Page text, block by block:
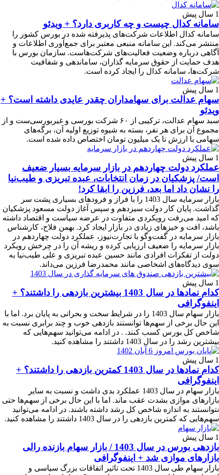
1 سال پیش
سامانه کدال چیست و چه کاربری دارد؟ + ویدئو
سامانه کدال اطلاعات شرکت‌های پذیرفته شده در بورس کشور را
منتشر می‌کند. این سامانه منبعی معتبر برای جمع‌آوری اطلاعات و
آگاهی درباره وضعیت فعالیت‌های شرکت‌هاست. سازمان بورس با
هدف حمایت از حقوق سرمایه گذاران، ساماندهی و شفافیت
شرکت‌ها، سامانه کدال را ایجاد کرده است.
1 سال پیش
سهام عدالت برای سهامداران چقدر عایدی داشته است؟ +
ویدئو
سبد سهام عدالت، ترکیبی از ۶۰ شرکت بورسی و غیربورسی‌ست و از
مجموع آن برای هر نفر، بسته به شیوه توزیع اولیه آن، برگه‌های
سهامی با ارزش تا یک میلیون تومان اختصاص داده شده‌ است.
1 سال پیش
عملکرد دولت چهاردهم در بازار سرمایه بسیار ضعیف
است/ پزشکیان در زمان انتخابات، عبده تبریزی و طیب‌نیا
را نشان داد اما بعد، فرزین را ابقا کرد!
بازار سرمایه سال 1403 را با فراز و فرودهای بسیاری پشت سر
گذاشت. پایان کار دولت سیزدهم و سپس آغاز دولت مسعود پزشکیان
که امید می‌رفت رویکردی متفاوت در عرضه سیاست و اقتصاد داشته
باشد، افت و خیزهای زیادی در بازار ایجاد کرد. بهمن فلاح، کارشناس
بازار سرمایه در گفت‌وگو با تجارت‌نیوز، عملکرد دولت چهاردهم در
بازار سرمایه را ضعیف ارزیابی کرده و ریشه آن را در چرخش رویکرد
دولت از تفکرات افرادی مانند حسین عبده تبریزی و علی طیب‌نیا به
سوی دیدگاه‌های اشخاصی مانند محمدرضا فرزین می‌داند.
1 سال پیش
کدام نمادها در سال 1403 بیشترین بازدهی را داشتند؟ +
اینفوگرافی
بازار سهام سال 1403 را در شرایط سخت و بحرانی به پایان برد. اما با
این حال برخی از سهم‌ها توانستند بازدهی خوب و چند برابری نسبت به
شاخص کل بورس کسب کنند. . در ادامه می‌توانید سهم‌هایی که
بیشترین رشد را در سال 1403 داشتند را مشاهده کنید.
1 سال پیش
کدام نمادها در سال 1403 کمترین بازدهی را داشتند؟ +
اینفوگرافی
بازار سهام در سال 1403 عملکرد بدی داشت و نسبت به سایر
بازارهای موازی بشدت عقب ماند. اما با این حال برخی از سهم‌ها حتی
نتوانستند به اندازه شاخص کل رشد داشته باشند. در ادامه می‌توانید
سهم‌هایی که کمترین بازدهی را در سال 1403 داشتند را مشاهده کنید.
1 سال پیش
بازدهی بورس در سال 1403 / بازار سهام بازنده رالی
بازارهای موازی شد + اینفوگرافی
بازار سهام طی سال 1403 تحت تاثیر اتفاقات بزرگ سیاسی و